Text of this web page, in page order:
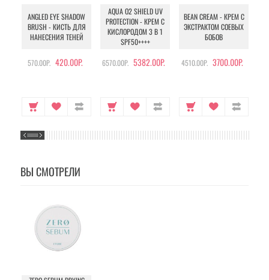
ANGLED EYE SHADOW
BRUSH - КИСТЬ ДЛЯ
НАНЕСЕНИЯ ТЕНЕЙ
570.00Р. 420.00Р.
AQUA O2 SHIELD UV
PROTECTION - КРЕМ С
КИСЛОРОДОМ 3 В 1
SPF50++++
6570.00Р. 5382.00Р.
BEAN CREAM - КРЕМ С
ЭКСТРАКТОМ СОЕВЫХ
БОБОВ
4510.00Р. 3700.00Р.
ВЫ СМОТРЕЛИ